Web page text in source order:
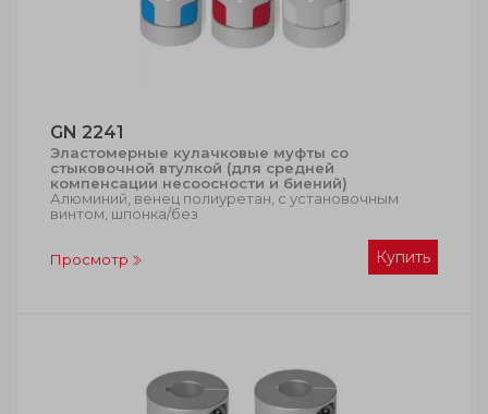
GN 2241
Эластомерные кулачковые муфты со
стыковочной втулкой (для средней
компенсации несоосности и биений)
Алюминий, венец полиуретан, с установочным
винтом, шпонка/без
Просмотр Купить